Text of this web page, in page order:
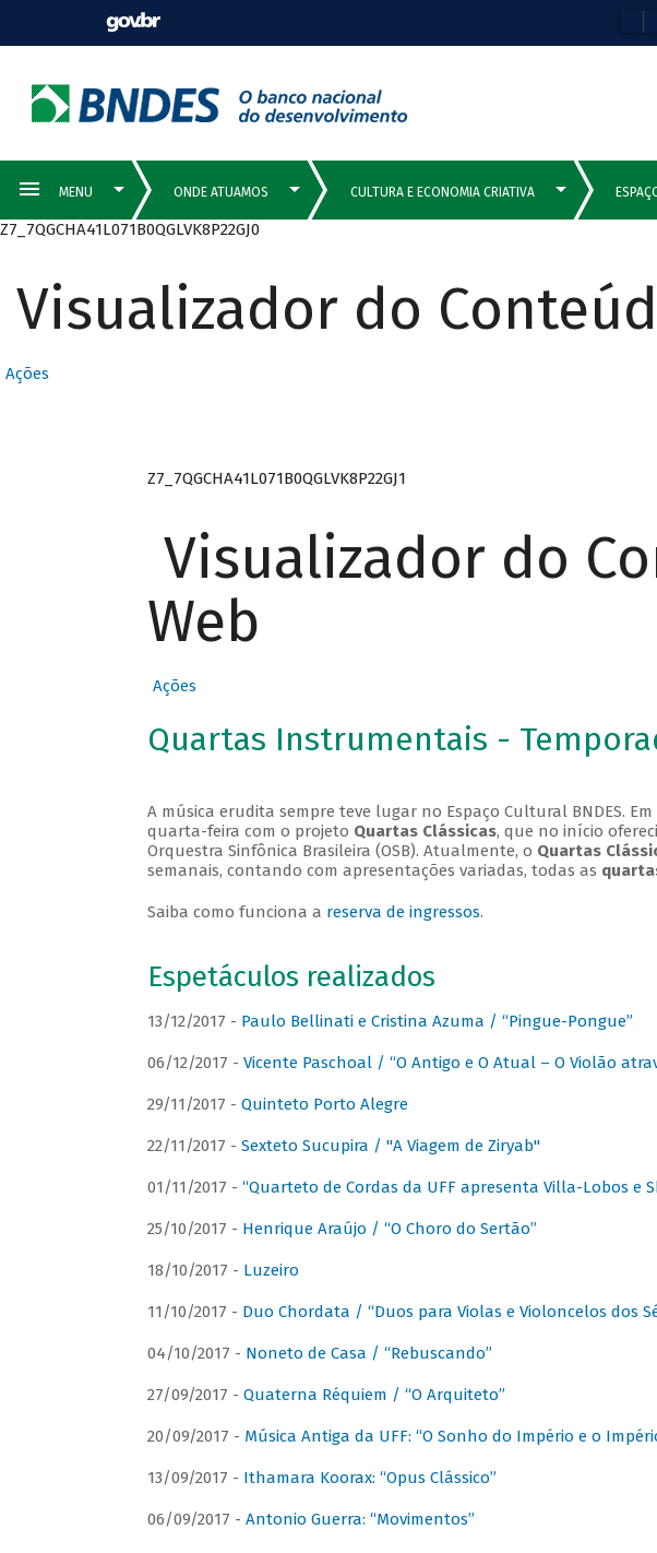
Z7_7QGCHA41L071B0QGLVK8P22GJ0
Visualizador do
Ações
Z7_7QGCHA41L071B0QGLVK8P22GJ1
Visualizador do
Web
Ações
Quartas Instrumentais -
A música erudita sempre teve lugar no Espaço Cultural BNDES.
quarta-feira com o projeto Quartas Clássicas, que no início
Orquestra Sinfônica Brasileira (OSB). Atualmente, o Quartas
semanais, contando com apresentações variadas, todas as
Saiba como funciona a reserva de ingressos.
Espetáculos realizados
13/12/2017 - Paulo Bellinati e Cristina Azuma / “Pingue-Pongue”
06/12/2017 - Vicente Paschoal / “O Antigo e O Atual – O Violão
29/11/2017 - Quinteto Porto Alegre
22/11/2017 - Sexteto Sucupira / "A Viagem de Ziryab"
01/11/2017 - “Quarteto de Cordas da UFF apresenta Villa-Lobos e
25/10/2017 - Henrique Araújo / “O Choro do Sertão”
18/10/2017 - Luzeiro
11/10/2017 - Duo Chordata / “Duos para Violas e Violoncelos dos
04/10/2017 - Noneto de Casa / “Rebuscando”
27/09/2017 - Quaterna Réquiem / “O Arquiteto”
20/09/2017 - Música Antiga da UFF: “O Sonho do Império e o
13/09/2017 - Ithamara Koorax: “Opus Clássico”
06/09/2017 - Antonio Guerra: “Movimentos”